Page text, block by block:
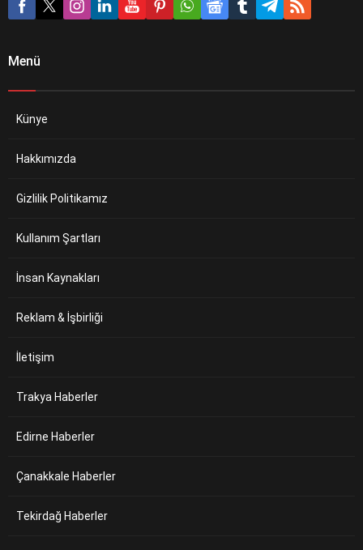
Menü
Künye
Hakkımızda
Gizlilik Politikamız
Kullanım Şartları
İnsan Kaynakları
Reklam & İşbirliği
İletişim
Trakya Haberler
Edirne Haberler
Çanakkale Haberler
Tekirdağ Haberler